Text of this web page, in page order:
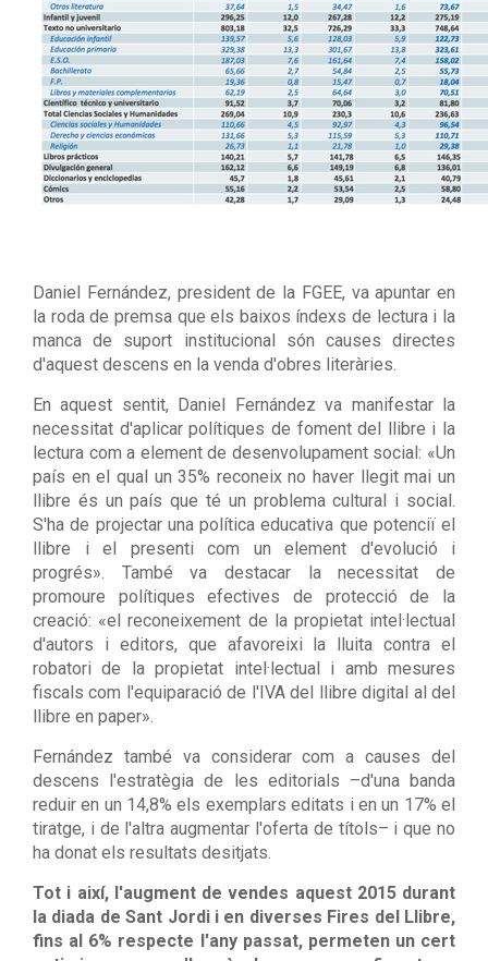
Daniel Fernández, president de la FGEE, va apuntar en
la roda de premsa que els baixos índexs de lectura i la
manca de suport institucional són causes directes
d'aquest descens en la venda d'obres literàries.
En aquest sentit, Daniel Fernández va manifestar la
necessitat d'aplicar polítiques de foment del llibre i la
lectura com a element de desenvolupament social: «Un
país en el qual un 35% reconeix no haver llegit mai un
llibre és un país que té un problema cultural i social.
S'ha de projectar una política educativa que potenciï el
llibre i el presenti com un element d'evolució i
progrés». També va destacar la necessitat de
promoure polítiques efectives de protecció de la
creació: «el reconeixement de la propietat intel·lectual
d'autors i editors, que afavoreixi la lluita contra el
robatori de la propietat intel·lectual i amb mesures
fiscals com l'equiparació de l'IVA del llibre digital al del
llibre en paper».
Fernández també va considerar com a causes del
descens l'estratègia de les editorials –d'una banda
reduir en un 14,8% els exemplars editats i en un 17% el
tiratge, i de l'altra augmentar l'oferta de títols– i que no
ha donat els resultats desitjats.
Tot i així, l'augment de vendes aquest 2015 durant
la diada de Sant Jordi i en diverses Fires del Llibre,
fins al 6% respecte l'any passat, permeten un cert